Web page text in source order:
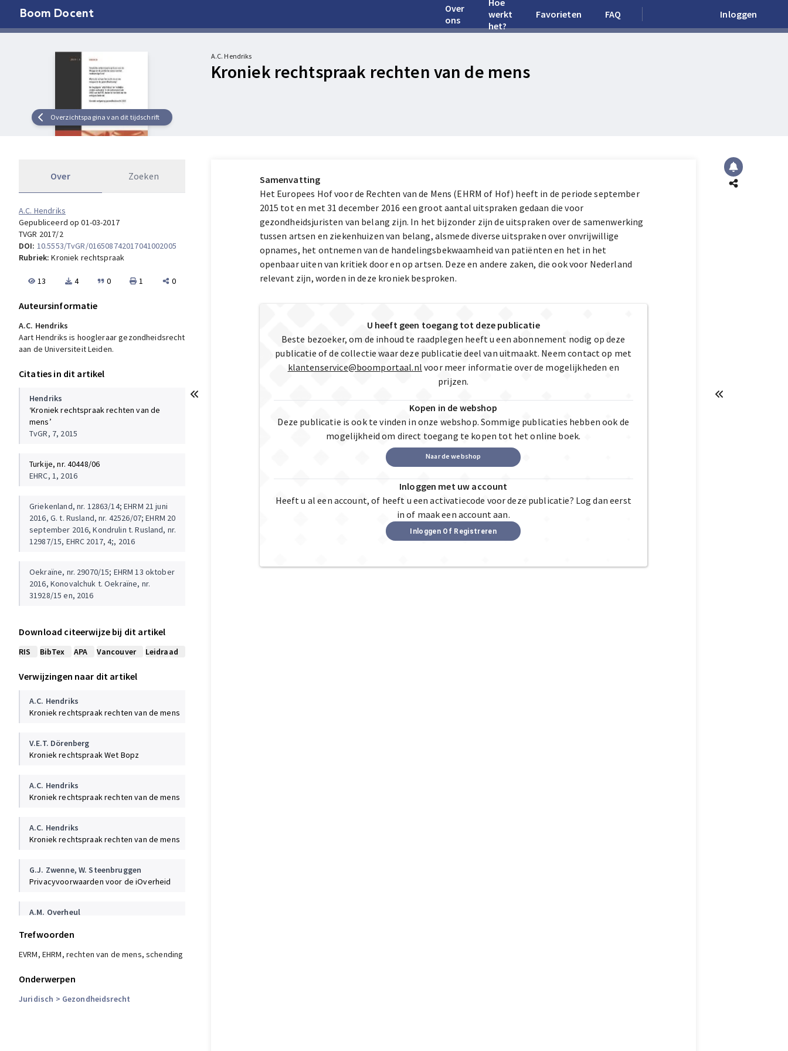
Boom Docent
Over
ons
Hoe
werkt
het?
Favorieten FAQ Inloggen
Overzichtspagina van dit tijdschrift
A.C. Hendriks
Kroniek rechtspraak rechten van de mens
Over Zoeken
A.C. Hendriks
Gepubliceerd op 01-03-2017
TVGR 2017/2
DOI: 10.5553/TvGR/016508742017041002005
Rubriek:Kroniek rechtspraak
13 4 0 1 0
Auteursinformatie
A.C. Hendriks
Aart Hendriks is hoogleraar gezondheidsrecht
aan de Universiteit Leiden.
Citaties in dit artikel
Hendriks
‘Kroniek rechtspraak rechten van de
mens’
TvGR, 7, 2015
Turkije, nr. 40448/06
EHRC, 1, 2016
Griekenland, nr. 12863/14; EHRM 21 juni
2016, G. t. Rusland, nr. 42526/07; EHRM 20
september 2016, Kondrulin t. Rusland, nr.
12987/15, EHRC 2017, 4;, 2016
Oekraïne, nr. 29070/15; EHRM 13 oktober
2016, Konovalchuk t. Oekraïne, nr.
31928/15 en, 2016
2016
AB, 3, 2016
Slovenië, nr. 77212/12
Peristeridou
Download citeerwijze bij dit artikel
RIS BibTex APA Vancouver Leidraad
Verwijzingen naar dit artikel
A.C. Hendriks
Kroniek rechtspraak rechten van de mens
V.E.T. Dörenberg
Kroniek rechtspraak Wet Bopz
A.C. Hendriks
Kroniek rechtspraak rechten van de mens
A.C. Hendriks
Kroniek rechtspraak rechten van de mens
G.J. Zwenne, W. Steenbruggen
Privacyvoorwaarden voor de iOverheid
A.M. Overheul
bezien vanuit een mensenrechtelijk
V.L. Derckx
een status quo
Trefwoorden
EVRM, EHRM, rechten van de mens, schending
Onderwerpen
Juridisch > Gezondheidsrecht
Samenvatting
Het Europees Hof voor de Rechten van de Mens (EHRM of Hof) heeft in de periode september
2015 tot en met 31 december 2016 een groot aantal uitspraken gedaan die voor
gezondheidsjuristen van belang zijn. In het bijzonder zijn de uitspraken over de samenwerking
tussen artsen en ziekenhuizen van belang, alsmede diverse uitspraken over onvrijwillige
opnames, het ontnemen van de handelingsbekwaamheid van patiënten en het in het
openbaar uiten van kritiek door en op artsen. Deze en andere zaken, die ook voor Nederland
relevant zijn, worden in deze kroniek besproken.
U heeft geen toegang tot deze publicatie
Beste bezoeker, om de inhoud te raadplegen heeft u een abonnement nodig op deze
publicatie of de collectie waar deze publicatie deel van uitmaakt. Neem contact op met
klantenservice@boomportaal.nl voor meer informatie over de mogelijkheden en
prijzen.
Kopen in de webshop
Deze publicatie is ook te vinden in onze webshop. Sommige publicaties hebben ook de
mogelijkheid om direct toegang te kopen tot het online boek.
Naar de webshop
Inloggen met uw account
Heeft u al een account, of heeft u een activatiecode voor deze publicatie? Log dan eerst
in of maak een account aan.
Inloggen Of Registreren